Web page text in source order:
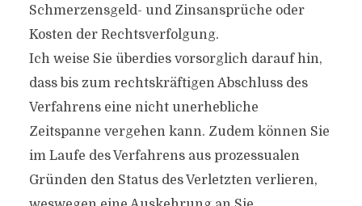
Schmerzensgeld- und Zinsansprüche oder
Kosten der Rechtsverfolgung.
Ich weise Sie überdies vorsorglich darauf hin,
dass bis zum rechtskräftigen Abschluss des
Verfahrens eine nicht unerhebliche
Zeitspanne vergehen kann. Zudem können Sie
im Laufe des Verfahrens aus prozessualen
Gründen den Status des Verletzten verlieren,